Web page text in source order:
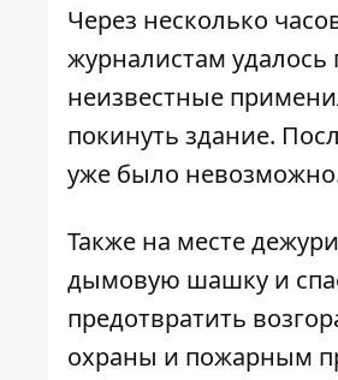
Через несколько
журналистам
неизвестные
покинуть здание.
уже было
Также на месте
дымовую шашку и
предотвратить
охраны и пожарным